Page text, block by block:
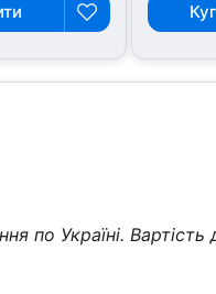
по Україні. Вартість